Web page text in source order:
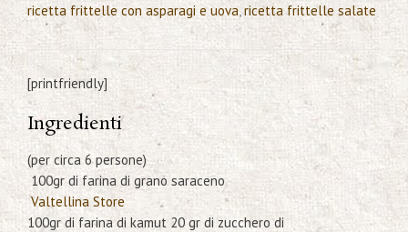
ricetta frittelle con asparagi e uova ricetta frittelle salate
[printfriendly]
Ingredienti
(per circa 6 persone)
100gr di farina di grano saraceno
Valtellina Store
100gr di farina di kamut 20 gr di zucchero di